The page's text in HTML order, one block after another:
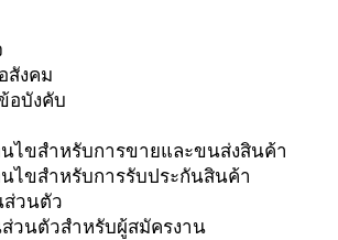
สังคม
อบังคับ
ไขสำหรับการขายและขนส่งสินค้า
ไขสำหรับการรับประกันสินค้า
ส่วนตัว
วนตัวสำหรับผู้สมัครงาน